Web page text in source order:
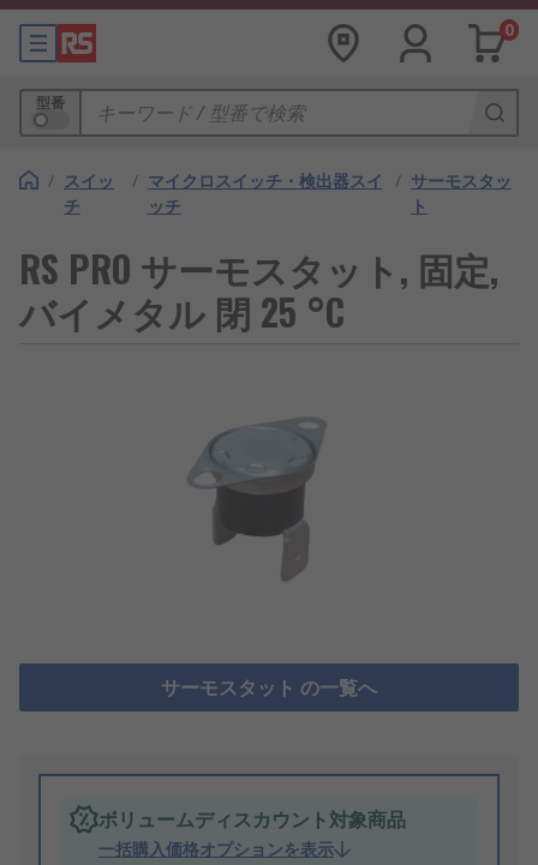
0
型番
/ スイッ
チ
/ マイクロスイッチ・検出器スイ
ッチ
/ サーモスタッ
ト
RS PRO サーモスタット, 固定,
バイメタル 閉 25 °C
サーモスタット の一覧へ
ボリュームディスカウント対象商品
一括購入価格オプションを表示